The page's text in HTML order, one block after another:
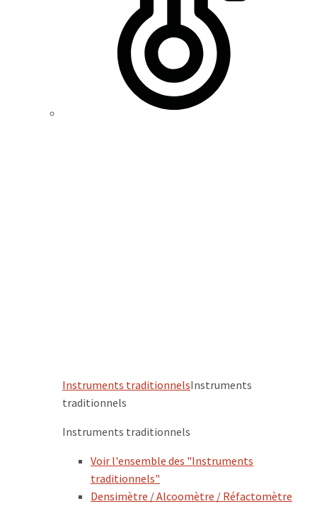
Instruments traditionnelsInstruments
traditionnels
Instruments traditionnels
Voir l'ensemble des "Instruments
traditionnels"
Densimètre / Alcoomètre / Réfactomètre